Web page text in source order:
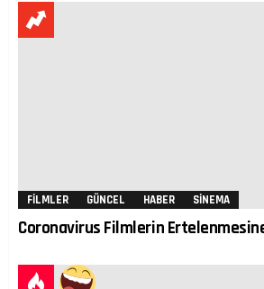
FILMLER GÜNCEL HABER SINEMA
Coronavirus Filmlerin